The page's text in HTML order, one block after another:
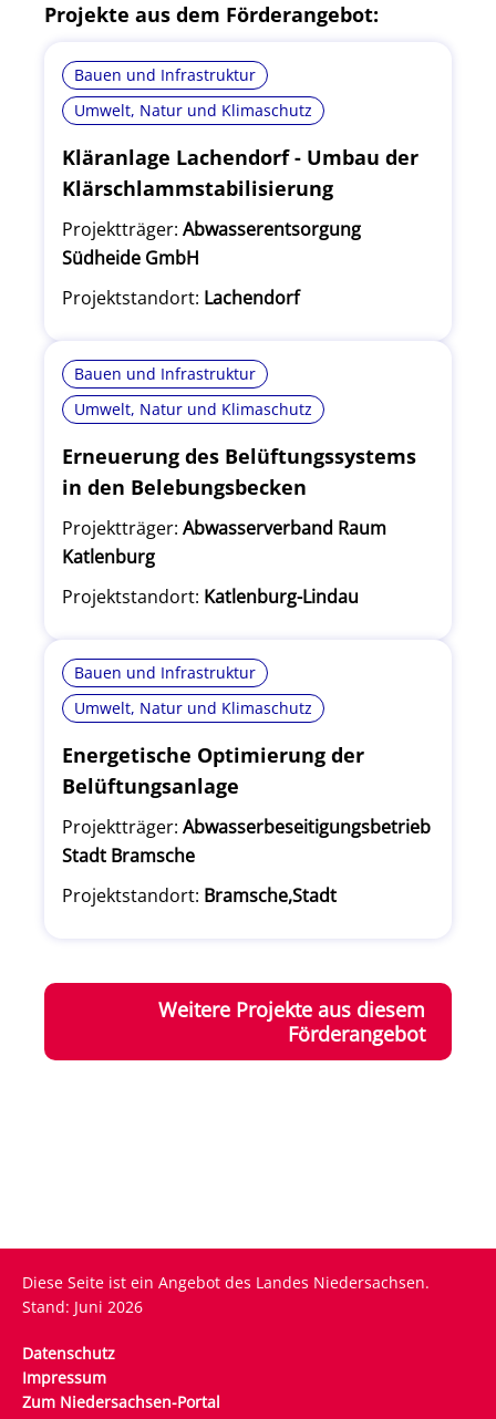
Projekte aus dem Förderangebot:
Bauen und Infrastruktur
Umwelt, Natur und Klimaschutz
Kläranlage Lachendorf - Umbau der
Klärschlammstabilisierung
Projektträger: Abwasserentsorgung
Südheide GmbH
Projektstandort: Lachendorf
Bauen und Infrastruktur
Umwelt, Natur und Klimaschutz
Erneuerung des Belüftungssystems
in den Belebungsbecken
Projektträger: Abwasserverband Raum
Katlenburg
Projektstandort: Katlenburg-Lindau
Bauen und Infrastruktur
Umwelt, Natur und Klimaschutz
Energetische Optimierung der
Belüftungsanlage
Projektträger: Abwasserbeseitigungsbetrieb
Stadt Bramsche
Projektstandort: Bramsche,Stadt
Weitere Projekte aus diesem
Förderangebot
Diese Seite ist ein Angebot des Landes Niedersachsen.
Stand: Juni 2026
Datenschutz
Impressum
Zum Niedersachsen-Portal